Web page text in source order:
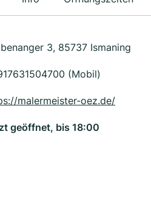
3, 85737 Ismaning
(Mobil)
malermeister-oez.de/
geöffnet, bis 18:00